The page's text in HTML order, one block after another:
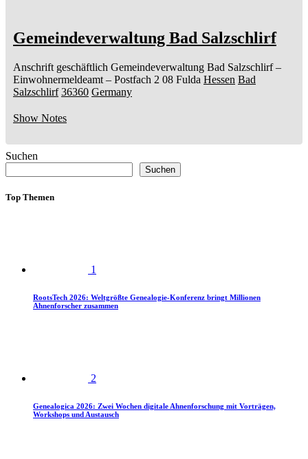
Gemeindeverwaltung Bad Salzschlirf
Anschrift geschäftlich Gemeindeverwaltung Bad Salzschlirf –
Einwohnermeldeamt – Postfach 2 08 Fulda Hessen Bad
Salzschlirf 36360 Germany
Show Notes
Suchen
Suchen
Top Themen
1
RootsTech 2026: Weltgrößte Genealogie-Konferenz bringt Millionen
Ahnenforscher zusammen
2
Genealogica 2026: Zwei Wochen digitale Ahnenforschung mit Vorträgen,
Workshops und Austausch